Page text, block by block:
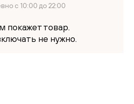
с 10:00 до 22:00
покажет товар.
не нужно.